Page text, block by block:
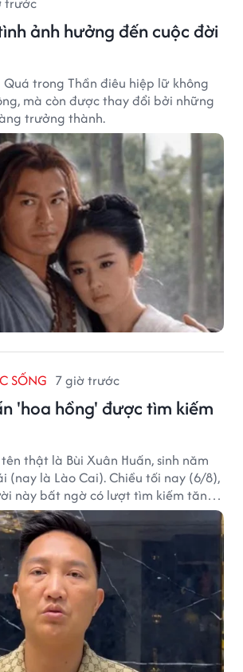
ảnh hưởng đến cuộc đời
trong Thần điêu hiệp lữ không
mà còn được thay đổi bởi những
trưởng thành.
SỐNG 7 giờ trước
'hoa hồng' được tìm kiếm
thật là Bùi Xuân Huấn, sinh năm
(nay là Lào Cai). Chiều tối nay (6/8),
này bất ngờ có lượt tìm kiếm tăng